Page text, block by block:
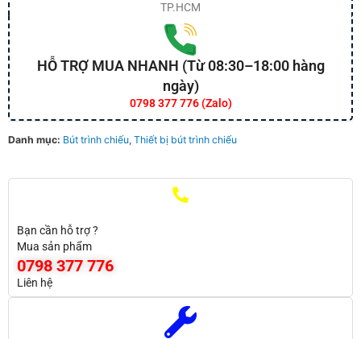
TP.HCM
HỖ TRỢ MUA NHANH (Từ 08:30–18:00 hàng
ngày)
0798 377 776 (Zalo)
Danh mục: Bút trình chiếu, Thiết bị bút trình chiếu
Bạn cần hỗ trợ ?
Mua sản phẩm
0798 377 776
Liên hệ